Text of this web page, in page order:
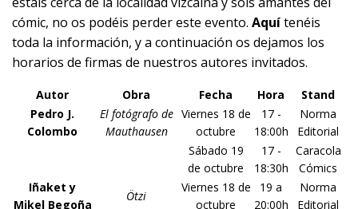
cómic, no os podéis perder este evento. Aquítenéis
toda la información, y a continuación os dejamos los
horarios de firmas de nuestros autores invitados.
Autor Obra Fecha Hora
Stand
Pedro J.
Colombo
El fotógrafo de
Mauthausen
Viernes 18 de
octubre
17 -
18:00h
Norma
Editorial
Sábado 19
de octubre
17 -
18:30h
Caracola
Cómics
Iñaket y
Mikel Begoña
Ötzi
Viernes 18 de
octubre
19 a
20:00h
Norma
Editorial